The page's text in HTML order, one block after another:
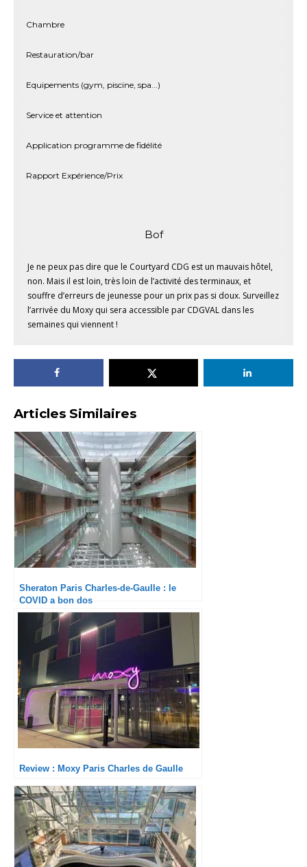
Chambre
Restauration/bar
Equipements (gym, piscine, spa...)
Service et attention
Application programme de fidélité
Rapport Expérience/Prix
Bof
Je ne peux pas dire que le Courtyard CDG est un mauvais hôtel,
non. Mais il est loin, très loin de l’activité des terminaux, et
souffre d’erreurs de jeunesse pour un prix pas si doux. Surveillez
l’arrivée du Moxy qui sera accessible par CDGVAL dans les
semaines qui viennent !
Articles Similaires
Sheraton Paris Charles-de-Gaulle : le
COVID a bon dos
Review : Moxy Paris Charles de Gaulle